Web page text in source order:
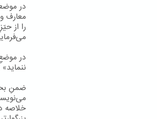
در
معارف
را از
در
ننماید»
ضمنِ
خلاصه